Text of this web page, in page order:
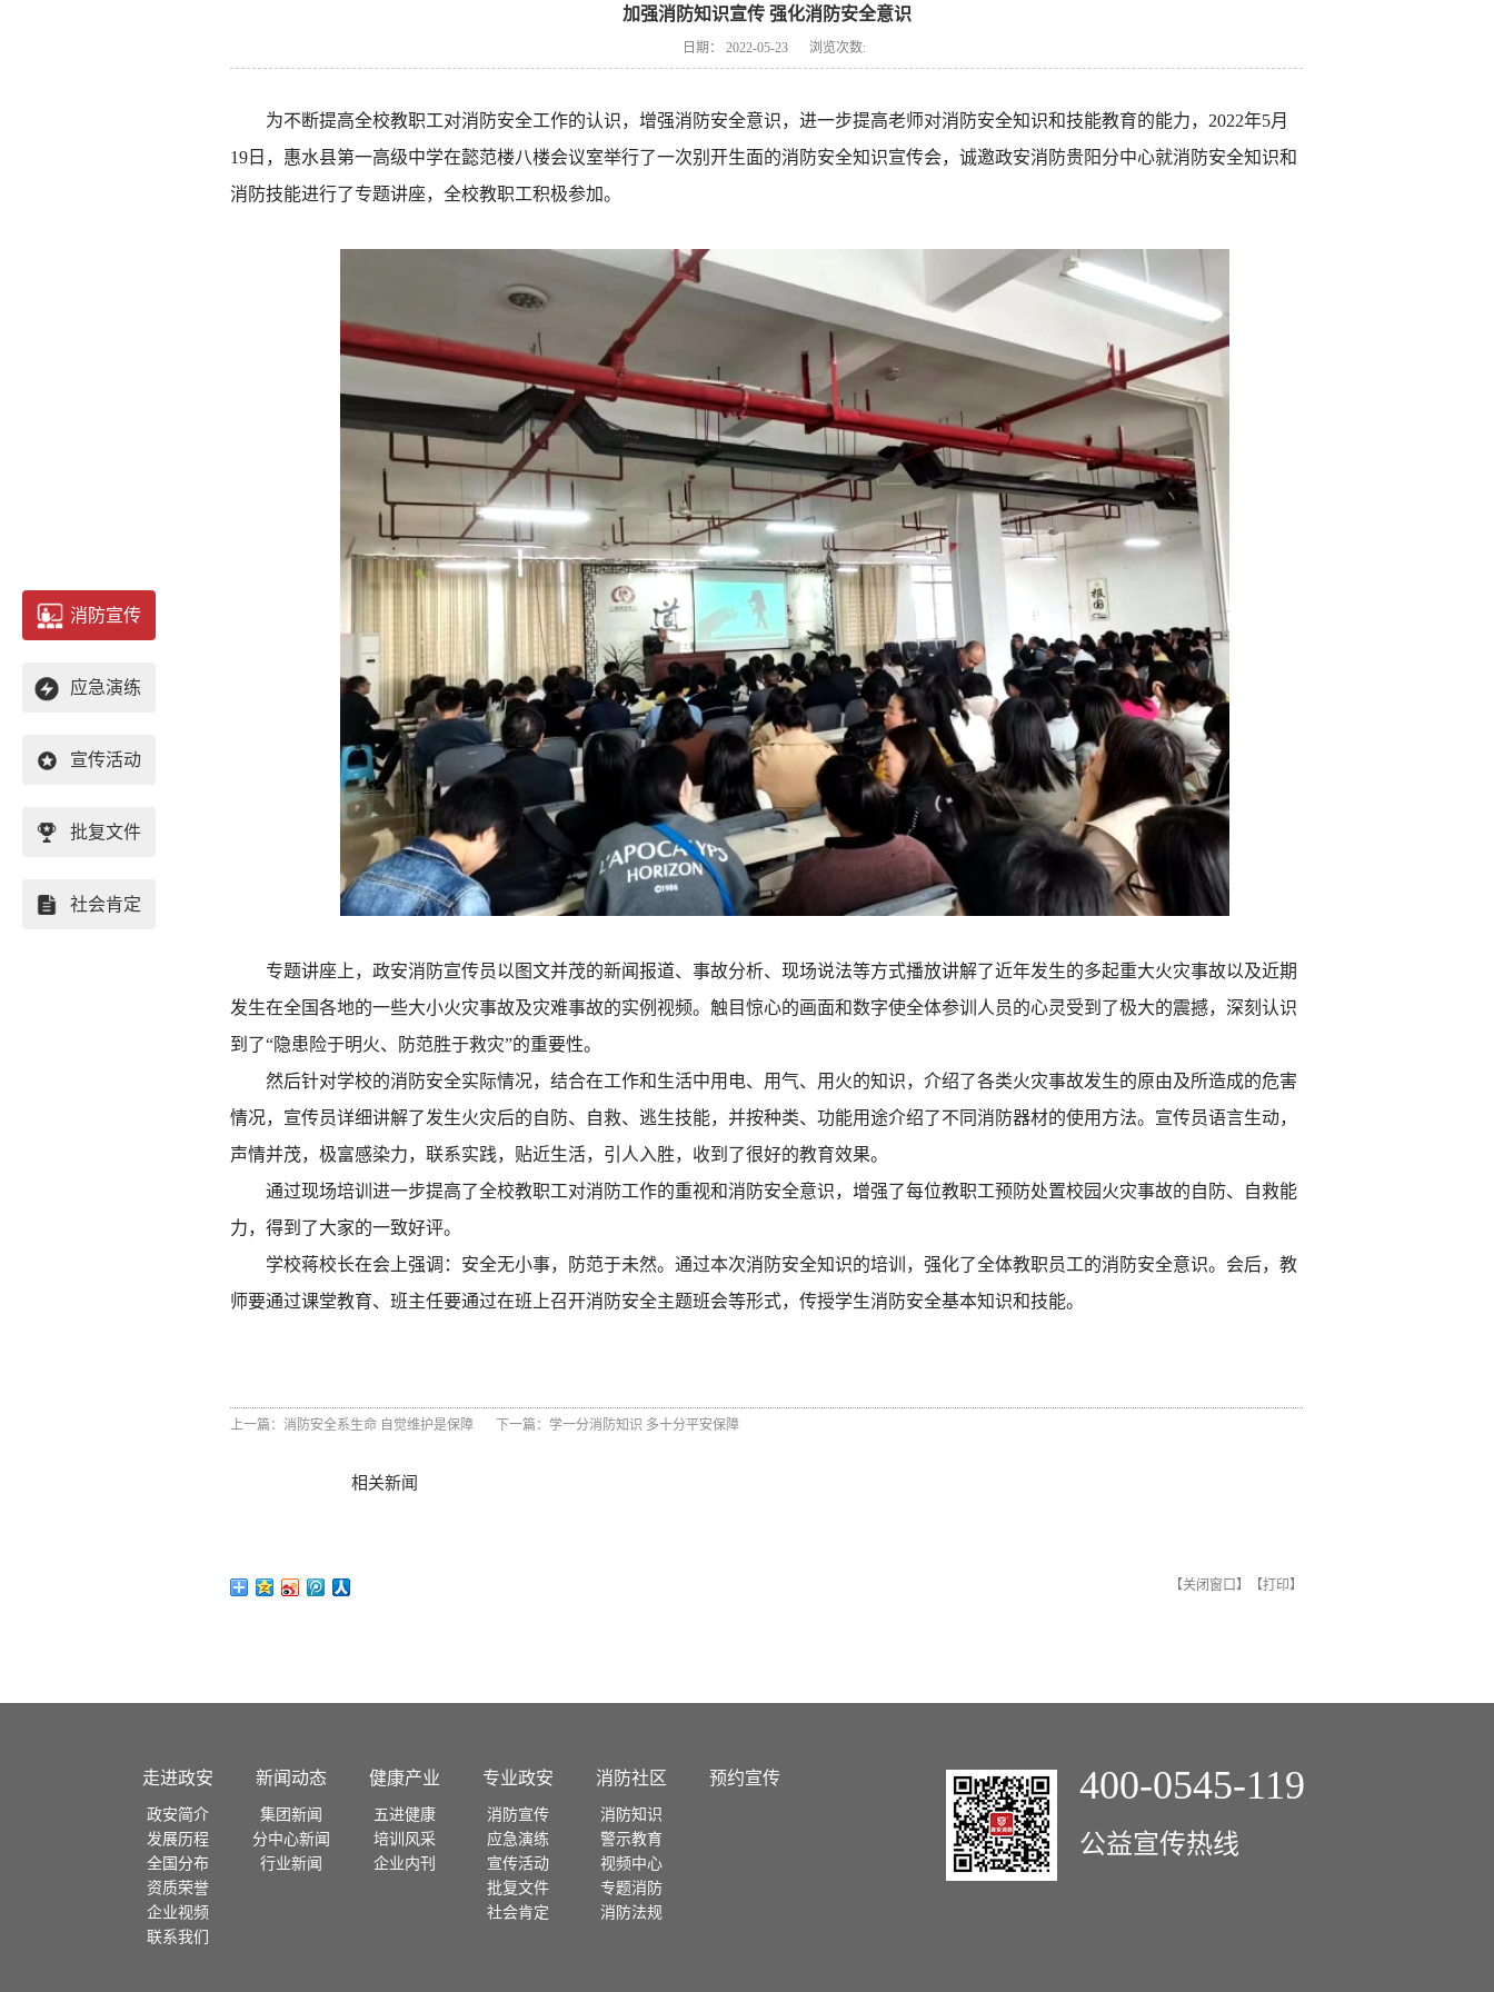
消防宣传
应急演练
宣传活动
批复文件
社会肯定
加强消防知识宣传 强化消防安全意识
日期： 2022-05-23 浏览次数:
为不断提高全校教职工对消防安全工作的认识，增强消防安全意识，进一步提高老师对消防安全知识和技能教育的能力，2022年5月
19日，惠水县第一高级中学在懿范楼八楼会议室举行了一次别开生面的消防安全知识宣传会，诚邀政安消防贵阳分中心就消防安全知识和
消防技能进行了专题讲座，全校教职工积极参加。
专题讲座上，政安消防宣传员以图文并茂的新闻报道、事故分析、现场说法等方式播放讲解了近年发生的多起重大火灾事故以及近期
发生在全国各地的一些大小火灾事故及灾难事故的实例视频。触目惊心的画面和数字使全体参训人员的心灵受到了极大的震撼，深刻认识
到了“隐患险于明火、防范胜于救灾”的重要性。
然后针对学校的消防安全实际情况，结合在工作和生活中用电、用气、用火的知识，介绍了各类火灾事故发生的原由及所造成的危害
情况， 宣传员详细讲解了发生火灾后的自防、自救、逃生技能，并按种类、功能用途介绍了不同消防器材的使用方法。 宣传员语言生动，
声情并茂，极富感染力，联系实践，贴近生活，引人入胜，收到了很好的教育效果。
通过现场培训进一步提高了全校教职工对消防工作的重视和消防安全意识，增强了每位教职工预防处置校园火灾事故的自防、自救能
力，得到了大家的一致好评。
学校蒋校长在会上强调：安全无小事，防范于未然。通过本次消防安全知识的培训，强化了全体教职员工的消防安全意识。会后，教
师要通过课堂教育、班主任要通过在班上召开消防安全主题班会等形式，传授学生消防安全基本知识和技能。
上一篇： 消防安全系生命 自觉维护是保障 下一篇： 学一分消防知识 多十分平安保障
相关新闻
【关闭窗口 】【打印】
走进政安
政安简介
发展历程
全国分布
资质荣誉
企业视频
联系我们
新闻动态
集团新闻
分中心新闻
行业新闻
健康产业
五进健康
培训风采
企业内刊
专业政安
消防宣传
应急演练
宣传活动
批复文件
社会肯定
消防社区
消防知识
警示教育
视频中心
专题消防
消防法规
预约宣传 400-0545-119
公益宣传热线